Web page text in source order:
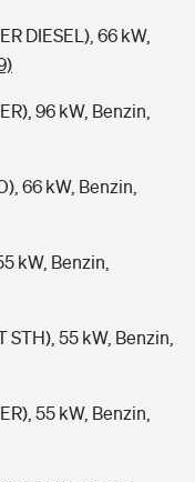
DIESEL), 66 kW,
96 kW, Benzin,
66 kW, Benzin,
kW, Benzin,
STH), 55 kW, Benzin,
55 kW, Benzin,